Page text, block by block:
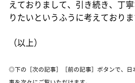
えておりまして、引き続き、丁
りたいというふうに考えておりま
（以上）
◎下の［次の記事］［前の記事］ボタンで、日